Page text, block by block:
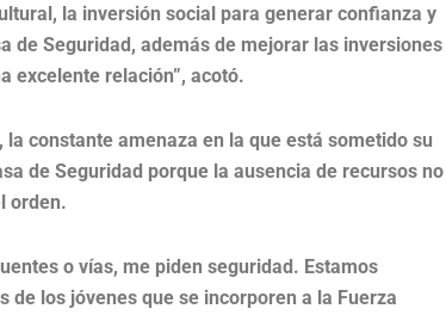
la inversión social para generar confianza y
de Seguridad, además de mejorar las inversiones
excelente relación”, acotó.
constante amenaza en la que está sometido su
de Seguridad porque la ausencia de recursos no
orden.
o vías, me piden seguridad. Estamos
de los jóvenes que se incorporen a la Fuerza